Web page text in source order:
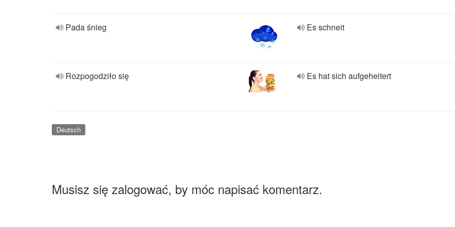
Pada śnieg Es schneit
Rozpogodziło się Es hat sich aufgeheitert
Deutsch
Musisz się zalogować, by móc napisać komentarz.